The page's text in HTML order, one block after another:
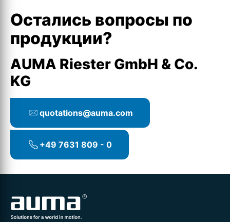
Остались вопросы по
продукции?
AUMA Riester GmbH & Co.
KG
quotations@auma.com
+49 7631 809 - 0